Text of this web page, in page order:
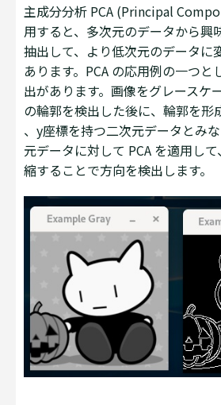
主成分分析 PCA (Principal
用すると、多次元のデータから興
抽出して、より低次元のデータに
あります。PCA の応用例の一つと
出があります。画像をグレースケ
の輪郭を検出した後に、輪郭を形
、y座標を持つ二次元データとみ
元データに対して PCA を適用し
縮することで方向を検出します。